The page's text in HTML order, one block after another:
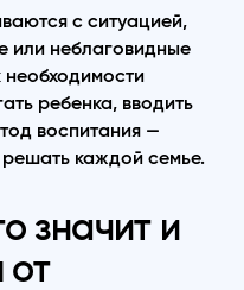
с ситуацией,
или неблаговидные
ребенка, вводить
воспитания —
каждой семье.
значит и
от